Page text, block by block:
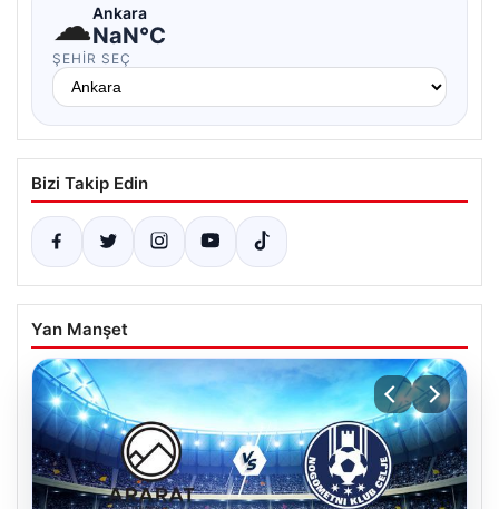
☁Ankara
NaN°C
ŞEHIR SEÇ
Bizi Takip Edin
Yan Manşet